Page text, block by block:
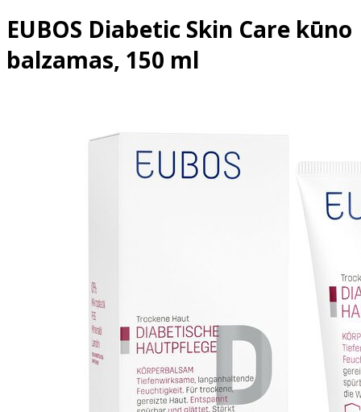
EUBOS Diabetic Skin Care kūno
balzamas, 150 ml